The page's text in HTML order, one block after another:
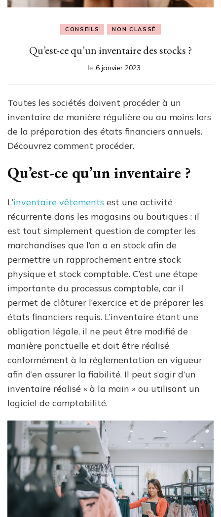
CONSEILS NON CLASSÉ
Qu’est-ce qu’un inventaire des stocks ?
le 6 janvier 2023
Toutes les sociétés doivent procéder à un
inventaire de manière régulière ou au moins lors
de la préparation des états financiers annuels.
Découvrez comment procéder.
Qu’est-ce qu’un inventaire ?
L’inventaire vêtements est une activité
récurrente dans les magasins ou boutiques : il
est tout simplement question de compter les
marchandises que l’on a en stock afin de
permettre un rapprochement entre stock
physique et stock comptable. C’est une étape
importante du processus comptable, car il
permet de clôturer l’exercice et de préparer les
états financiers requis. L’inventaire étant une
obligation légale, il ne peut être modifié de
manière ponctuelle et doit être réalisé
conformément à la réglementation en vigueur
afin d’en assurer la fiabilité. Il peut s’agir d’un
inventaire réalisé « à la main » ou utilisant un
logiciel de comptabilité.